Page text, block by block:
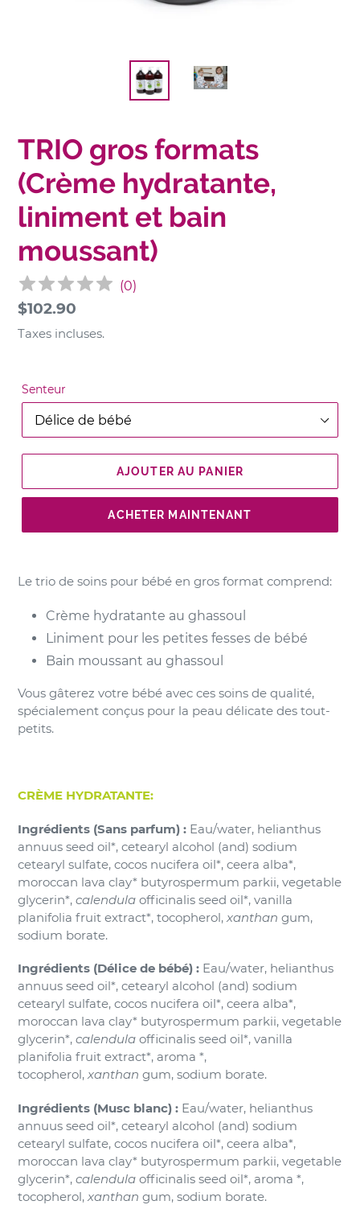
TRIO gros formats
(Crème hydratante,
liniment et bain
moussant)
(0)
Prix
normal
$102.90
Taxes incluses.
Senteur
AJOUTER AU PANIER
ACHETER MAINTENANT
Le trio de soins pour bébé en gros format comprend:
Crème hydratante au ghassoul
Liniment pour les petites fesses de bébé
Bain moussant au ghassoul
Vous gâterez votre bébé avec ces soins de qualité,
spécialement conçus pour la peau délicate des tout-
petits.
CRÈME HYDRATANTE:
Ingrédients (Sans parfum) : Eau/water, helianthus
annuus seed oil*, cetearyl alcohol (and) sodium
cetearyl sulfate, cocos nucifera oil*, ceera alba*,
moroccan lava clay* butyrospermum parkii, vegetable
glycerin*, calendula officinalis seed oil*, vanilla
planifolia fruit extract*, tocopherol, xanthan gum,
sodium borate.
Ingrédients (Délice de bébé) : Eau/water, helianthus
annuus seed oil*, cetearyl alcohol (and) sodium
cetearyl sulfate, cocos nucifera oil*, ceera alba*,
moroccan lava clay* butyrospermum parkii, vegetable
glycerin*, calendula officinalis seed oil*, vanilla
planifolia fruit extract*, aroma *,
tocopherol, xanthan gum, sodium borate.
Ingrédients (Musc blanc) : Eau/water, helianthus
annuus seed oil*, cetearyl alcohol (and) sodium
cetearyl sulfate, cocos nucifera oil*, ceera alba*,
moroccan lava clay* butyrospermum parkii, vegetable
glycerin*, calendula officinalis seed oil*, aroma *,
tocopherol, xanthan gum, sodium borate.